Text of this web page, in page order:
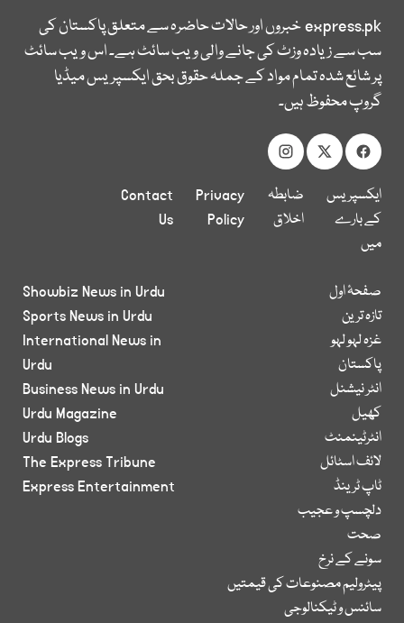
express.pkخبروں اور حالات حاضرہ سے متعلق پاکستان کی
سب سے زیادہ وزٹ کی جانے والی ویب سائٹ ہے۔ اس ویب سائٹ
پر شائع شدہ تمام مواد کے جملہ حقوق بحق ایکسپریس میڈیا
گروپ محفوظ ہیں۔
ایکسپریس
کے بارے
میں
ضابطہ
اخلاق
Privacy
Policy
Contact
Us
صفحۂ اول
تازہ ترین
غزہ لہو لہو
پاکستان
انٹر نیشنل
کھیل
انٹرٹینمنٹ
لائف اسٹائل
ٹاپ ٹرینڈ
دلچسپ و عجیب
صحت
سونے کے نرخ
پیٹرولیم مصنوعات کی قیمتیں
سائنس و ٹیکنالوجی
Showbiz News in Urdu
Sports News in Urdu
International News in
Urdu
Business News in Urdu
Urdu Magazine
Urdu Blogs
The Express Tribune
Express Entertainment